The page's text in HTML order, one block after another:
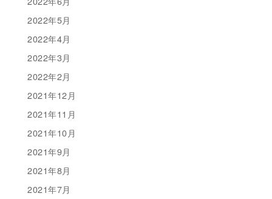
2022年5月
2022年4月
2022年3月
2022年2月
2021年12月
2021年11月
2021年10月
2021年9月
2021年8月
2021年7月